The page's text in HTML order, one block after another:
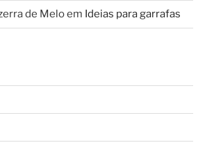
de Meloem Ideias para garrafas